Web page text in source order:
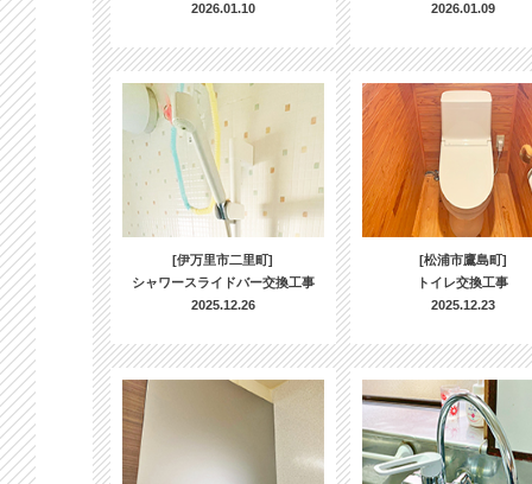
2026.01.10
2026.01.09
[伊万里市二里町]
シャワースライドバー交換工事
2025.12.26
[松浦市鷹島町]
トイレ交換工事
2025.12.23